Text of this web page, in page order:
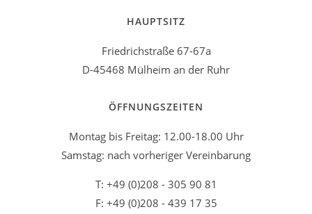
HAUPTSITZ
Friedrichstraße 67-67a
D-45468 Mülheim an der Ruhr
ÖFFNUNGSZEITEN
Montag bis Freitag: 12.00-18.00 Uhr
Samstag: nach vorheriger Vereinbarung
T: +49 (0)208 - 305 90 81
F: +49 (0)208 - 439 17 35